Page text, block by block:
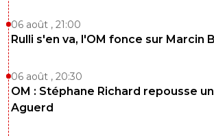
06 août , 21:00
Rulli s'en va, l'OM fonce sur Marcin
06 août , 20:30
OM : Stéphane Richard repousse
Aguerd